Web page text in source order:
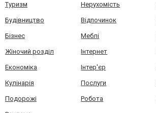
Туризм Нерухомість
Будівництво Відпочинок
Бізнес Меблі
Жіночий розділ Інтернет
Економіка Інтер'єр
Кулінарія Послуги
Подорожі Робота